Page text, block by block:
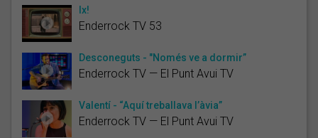
Ix!
Enderrock TV 53
Desconeguts - "Només ve a dormir”
Enderrock TV — El Punt Avui TV
Valentí - “Aquí treballava l’àvia”
Enderrock TV — El Punt Avui TV